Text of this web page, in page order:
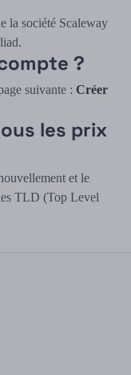
la société Scaleway
?
suivante : Créer
les prix
et le
TLD (Top Level